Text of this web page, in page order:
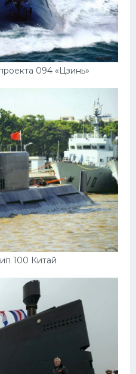
094 «Цзинь»
100 Китай